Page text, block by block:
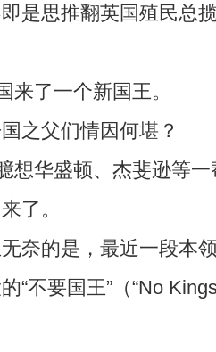
是思推翻英国殖民总
来了一个新国王。
之父们情因何堪？
想华盛顿、杰斐逊等
了。
奈的是，最近一段本
“不要国王”（“No